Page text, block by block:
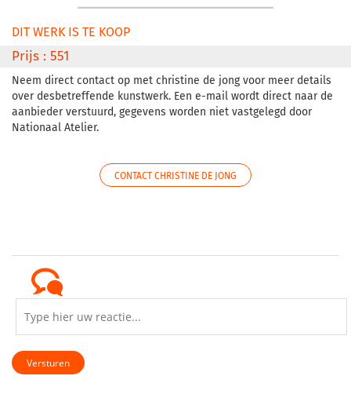
DIT WERK IS TE KOOP
Prijs : 551
Neem direct contact op met christine de jong voor meer details
over desbetreffende kunstwerk. Een e-mail wordt direct naar de
aanbieder verstuurd, gegevens worden niet vastgelegd door
Nationaal Atelier.
CONTACT CHRISTINE DE JONG
Versturen